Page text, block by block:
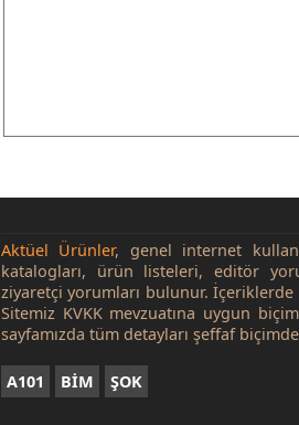
Aktüel Ürünler, genel internet
katalogları, ürün listeleri, editör
ziyaretçi yorumları bulunur.
Sitemiz KVKK mevzuatına uygun
sayfamızda tüm detayları şeffaf
A101 BİM ŞOK